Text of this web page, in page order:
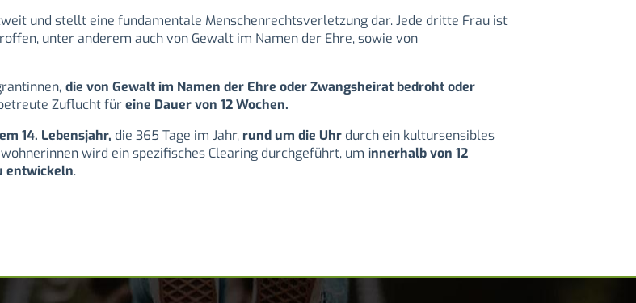
und stellt eine fundamentale Menschenrechtsverletzung dar. Jede dritte Frau ist
unter anderem auch von Gewalt im Namen der Ehre, sowie von
, die von Gewalt im Namen der Ehre oder Zwangsheirat bedroht oder
Zuflucht füreine Dauer von 12 Wochen.
14. Lebensjahr, die 365 Tage im Jahr, rund um die Uhr durch ein kultursensibles
wird ein spezifisches Clearing durchgeführt, um innerhalb von 12
entwickeln.